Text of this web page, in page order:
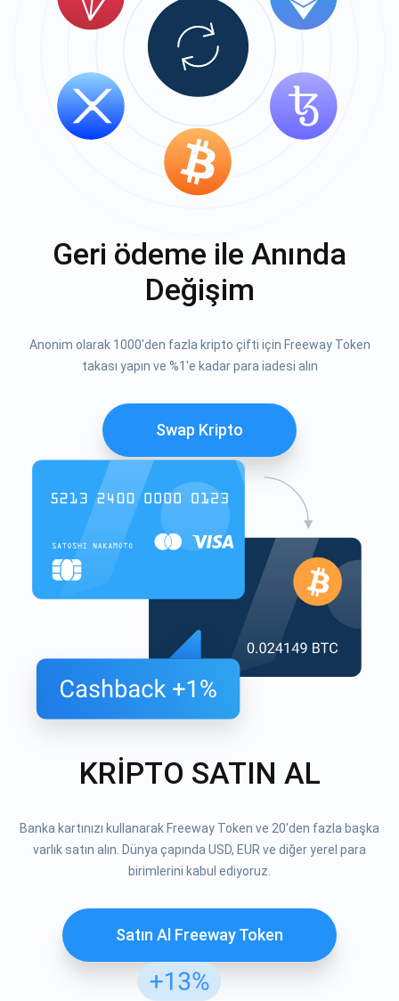
Geri ödeme ile Anında
Değişim
Anonim olarak 1000'den fazla kripto çifti için Freeway Token
takası yapın ve %1'e kadar para iadesi alın
Swap Kripto
KRİPTO SATIN AL
Banka kartınızı kullanarak Freeway Token ve 20'den fazla başka
varlık satın alın. Dünya çapında USD, EUR ve diğer yerel para
birimlerini kabul ediyoruz.
Satın Al Freeway Token